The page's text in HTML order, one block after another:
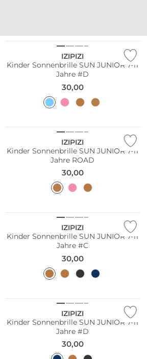
IZIPIZI
Kinder Sonnenbrille SUN JUNIOR 7-11
Jahre #D
30,00
IZIPIZI
Kinder Sonnenbrille SUN JUNIOR 7-11
Jahre ROAD
30,00
IZIPIZI
Kinder Sonnenbrille SUN JUNIOR 7-11
Jahre #C
30,00
IZIPIZI
Kinder Sonnenbrille SUN JUNIOR 7-11
Jahre #D
30,00